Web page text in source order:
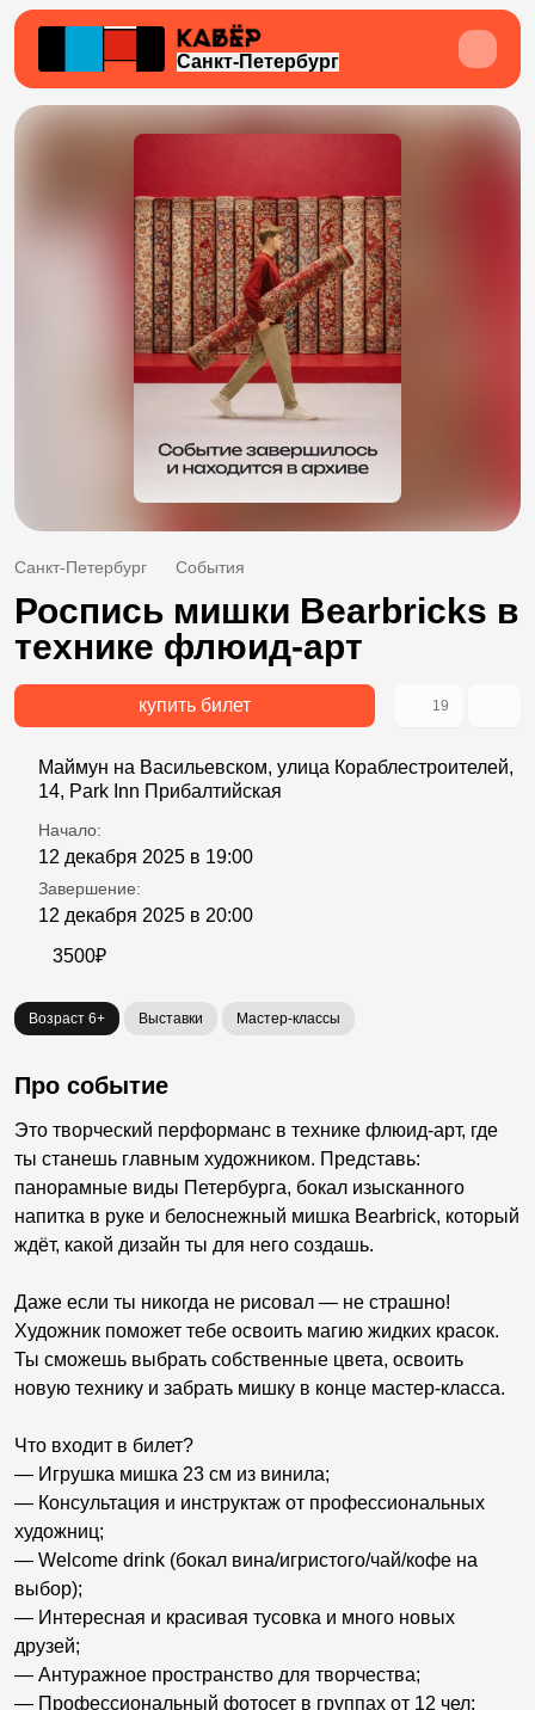
Санкт-Петербург
Санкт-Петербург События
Роспись мишки Bearbricks в
технике флюид-арт
купить билет 19
Маймун на Васильевском, улица Кораблестроителей,
14, Park Inn Прибалтийская
Начало:
12 декабря 2025 в 19:00
Завершение:
12 декабря 2025 в 20:00
3500₽
Возраст 6+ Выставки Мастер-классы
Про событие
Это творческий перформанс в технике флюид-арт, где
ты станешь главным художником. Представь:
панорамные виды Петербурга, бокал изысканного
напитка в руке и белоснежный мишка Bearbrick, который
ждёт, какой дизайн ты для него создашь.
Даже если ты никогда не рисовал — не страшно!
Художник поможет тебе освоить магию жидких красок.
Ты сможешь выбрать собственные цвета, освоить
новую технику и забрать мишку в конце мастер-класса.
Что входит в билет?
— Игрушка мишка 23 см из винила;
— Консультация и инструктаж от профессиональных
художниц;
— Welcome drink (бокал вина/игристого/чай/кофе на
выбор);
— Интересная и красивая тусовка и много новых
друзей;
— Антуражное пространство для творчества;
— Профессиональный фотосет в группах от 12 чел;